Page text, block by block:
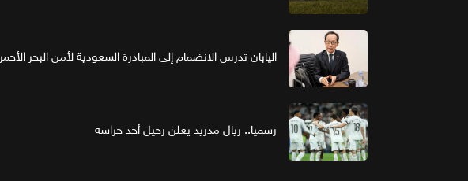
اليابان تدرس الانضمام إلى المبادرة السعودية لأمن البحر الأحمر
رسميا.. ريال مدريد يعلن رحيل أحد حراسه